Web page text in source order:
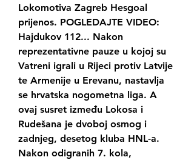
Lokomotiva Zagreb Hesgoal
prijenos. POGLEDAJTE VIDEO:
Hajdukov 112... Nakon
reprezentativne pauze u kojoj su
Vatreni igrali u Rijeci protiv Latvije
te Armenije u Erevanu, nastavlja
se hrvatska nogometna liga. A
ovaj susret između Lokosa i
Rudešana je dvoboj osmog i
zadnjeg, desetog kluba HNL-a.
Nakon odigranih 7. kola,